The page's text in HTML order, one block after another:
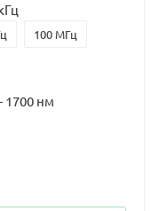
100 МГц
1700 нм